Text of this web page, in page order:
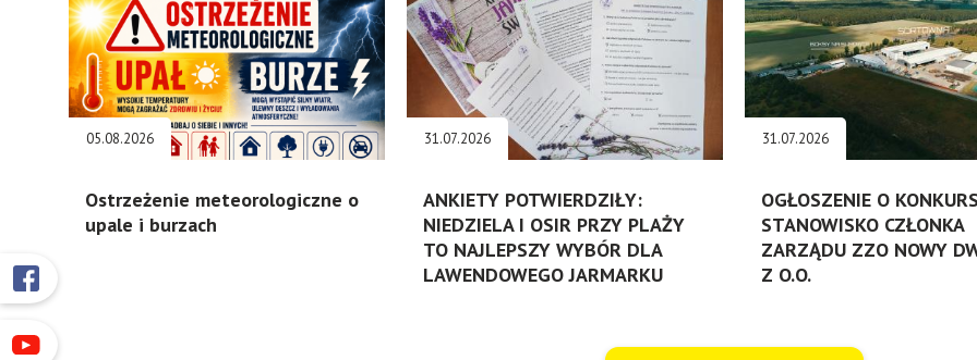
05.08.2026
Ostrzeżenie meteorologiczne o
upale i burzach
31.07.2026
ANKIETY POTWIERDZIŁY:
NIEDZIELA I OSIR PRZY PLAŻY
TO NAJLEPSZY WYBÓR DLA
LAWENDOWEGO JARMARKU
31.07.2026
OGŁOSZENIE O
STANOWISKO CZŁONKA
ZARZĄDU ZZO NOWY
Z O.O.
Przyklejone
odnośniki
Otworzy
w